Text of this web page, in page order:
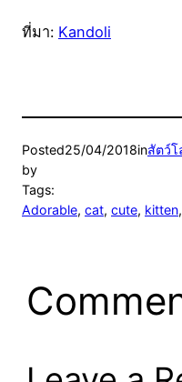
ที่มา: Kandoli
Posted25/04/2018inสัตว์
by
Tags:
Adorable, cat, cute, kitten,